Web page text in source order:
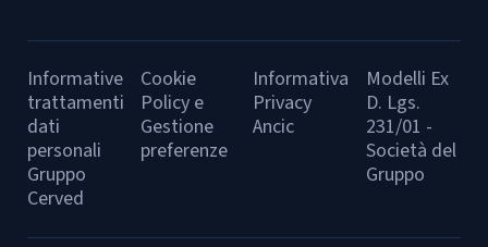
Informative
trattamenti
dati
personali
Gruppo
Cerved
Cookie
Policy e
Gestione
preferenze
Informativa
Privacy
Ancic
Modelli Ex
D. Lgs.
231/01 -
Società del
Gruppo